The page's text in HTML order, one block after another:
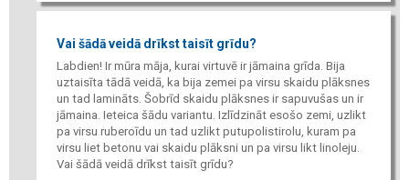
Vai šādā veidā drīkst taisīt grīdu?
Labdien! Ir mūra māja, kurai virtuvē ir jāmaina grīda. Bija
uztaisīta tādā veidā, ka bija zemei pa virsu skaidu plāksnes
un tad lamināts. Šobrīd skaidu plāksnes ir sapuvušas un ir
jāmaina. Ieteica šādu variantu. Izlīdzināt esošo zemi, uzlikt
pa virsu ruberoīdu un tad uzlikt putupolistirolu, kuram pa
virsu liet betonu vai skaidu plāksni un pa virsu likt linoleju.
Vai šādā veidā drīkst taisīt grīdu?